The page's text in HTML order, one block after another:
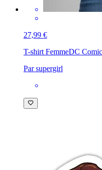
27,99 €
T-shirt FemmeDC
Par supergirl